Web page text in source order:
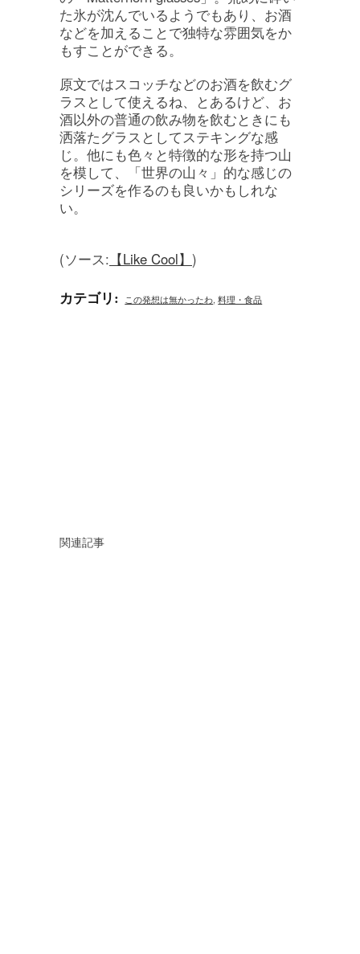
た氷が沈んでいるようでもあり、お酒
などを加えることで独特な雰囲気をか
もすことができる。
原文ではスコッチなどのお酒を飲むグ
ラスとして使えるね、とあるけど、お
酒以外の普通の飲み物を飲むときにも
洒落たグラスとしてステキングな感
じ。他にも色々と特徴的な形を持つ山
を模して、「世界の山々」的な感じの
シリーズを作るのも良いかもしれな
い。
(ソース: 【Like Cool】 )
カテゴリ: この発想は無かったわ, 料理・食品
関連記事